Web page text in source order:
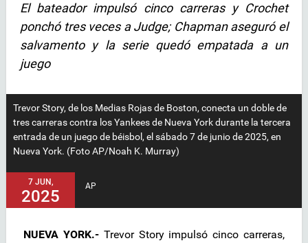
El bateador impulsó cinco carreras y Crochet
ponchó tres veces a Judge; Chapman aseguró el
salvamento y la serie quedó empatada a un
juego
Trevor Story, de los Medias Rojas de Boston, conecta un doble de
tres carreras contra los Yankees de Nueva York durante la tercera
entrada de un juego de béisbol, el sábado 7 de junio de 2025, en
Nueva York. (Foto AP/Noah K. Murray)
7 JUN,
2025
AP
NUEVA YORK.-Trevor Story impulsó cinco carreras,